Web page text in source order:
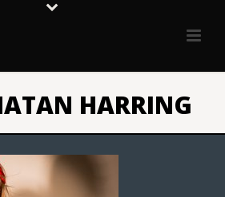
HARRING